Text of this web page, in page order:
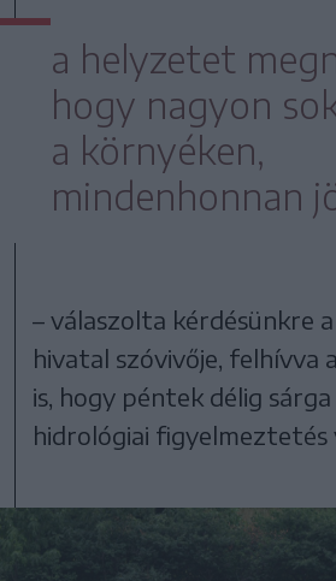
a helyzetet
hogy nagyon
a környéken,
mindenhonnan
– válaszolta kérdésünkre
hivatal szóvivője, felhívva
is, hogy péntek délig sárga
hidrológiai figyelmeztetés